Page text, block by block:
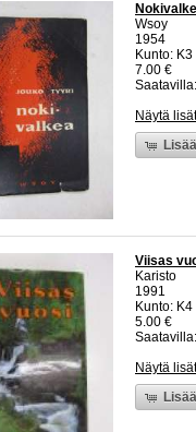
Wsoy
1954
Kunto:
7.00 €
Näytä
Viisas
Karisto
1991
Kunto:
5.00 €
Näytä